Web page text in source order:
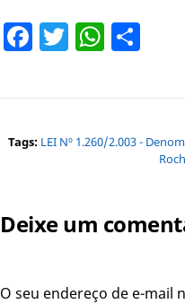
Facebook
Twitter
Tags: LEI Nº 1.260/2.003 -
Deixe um
O seu endereço de e-mail